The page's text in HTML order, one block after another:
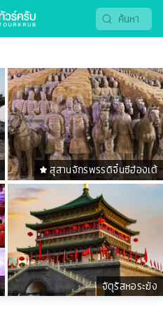
สุสานจักรพรรดิจิ๋นซีฮ่องเต้
จัตุรัสหอระฆัง